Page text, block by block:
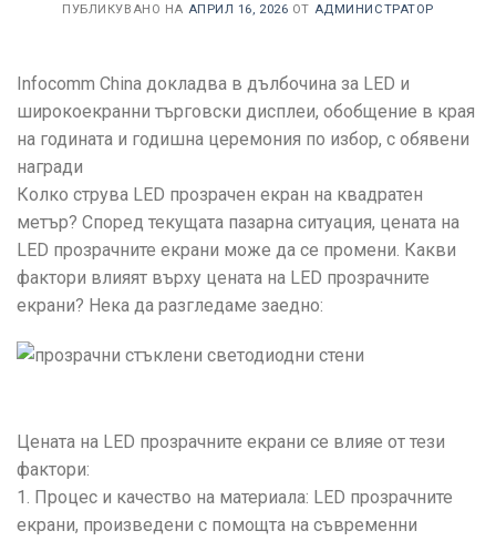
ПУБЛИКУВАНО НА АПРИЛ 16, 2026 ОТ АДМИНИСТРАТОР
Infocomm China докладва в дълбочина за LED и
широкоекранни търговски дисплеи, обобщение в края
на годината и годишна церемония по избор, с обявени
награди
Колко струва LED прозрачен екран на квадратен
метър? Според текущата пазарна ситуация, цената на
LED прозрачните екрани може да се промени. Какви
фактори влияят върху цената на LED прозрачните
екрани? Нека да разгледаме заедно:
Цената на LED прозрачните екрани се влияе от тези
фактори:
1. Процес и качество на материала: LED прозрачните
екрани, произведени с помощта на съвременни